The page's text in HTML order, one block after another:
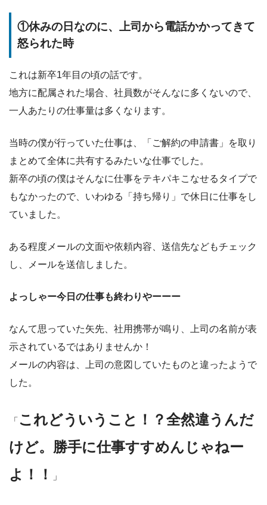
①休みの日なのに、上司から電話かかってきて
怒られた時
これは新卒1年目の頃の話です。
地方に配属された場合、社員数がそんなに多くないので、
一人あたりの仕事量は多くなります。
当時の僕が行っていた仕事は、「ご解約の申請書」を取り
まとめて全体に共有するみたいな仕事でした。
新卒の頃の僕はそんなに仕事をテキパキこなせるタイプで
もなかったので、いわゆる「持ち帰り」で休日に仕事をし
ていました。
ある程度メールの文面や依頼内容、送信先などもチェック
し、メールを送信しました。
よっしゃー今日の仕事も終わりやーーー
なんて思っていた矢先、社用携帯が鳴り、上司の名前が表
示されているではありませんか！
メールの内容は、上司の意図していたものと違ったようで
した。
「 これどういうこと！？全然違うんだ
けど。勝手に仕事すすめんじゃねー
よ！！
」